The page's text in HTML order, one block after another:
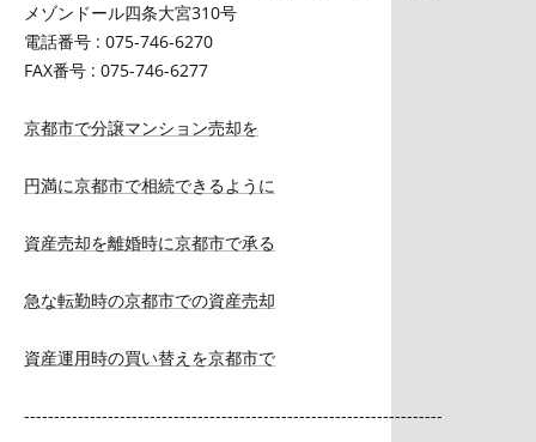
メゾンドール四条大宮310号
電話番号 : 075-746-6270
FAX番号 : 075-746-6277
京都市で分譲マンション売却を
円満に京都市で相続できるように
資産売却を離婚時に京都市で承る
急な転勤時の京都市での資産売却
資産運用時の買い替えを京都市で
----------------------------------------------------------------------